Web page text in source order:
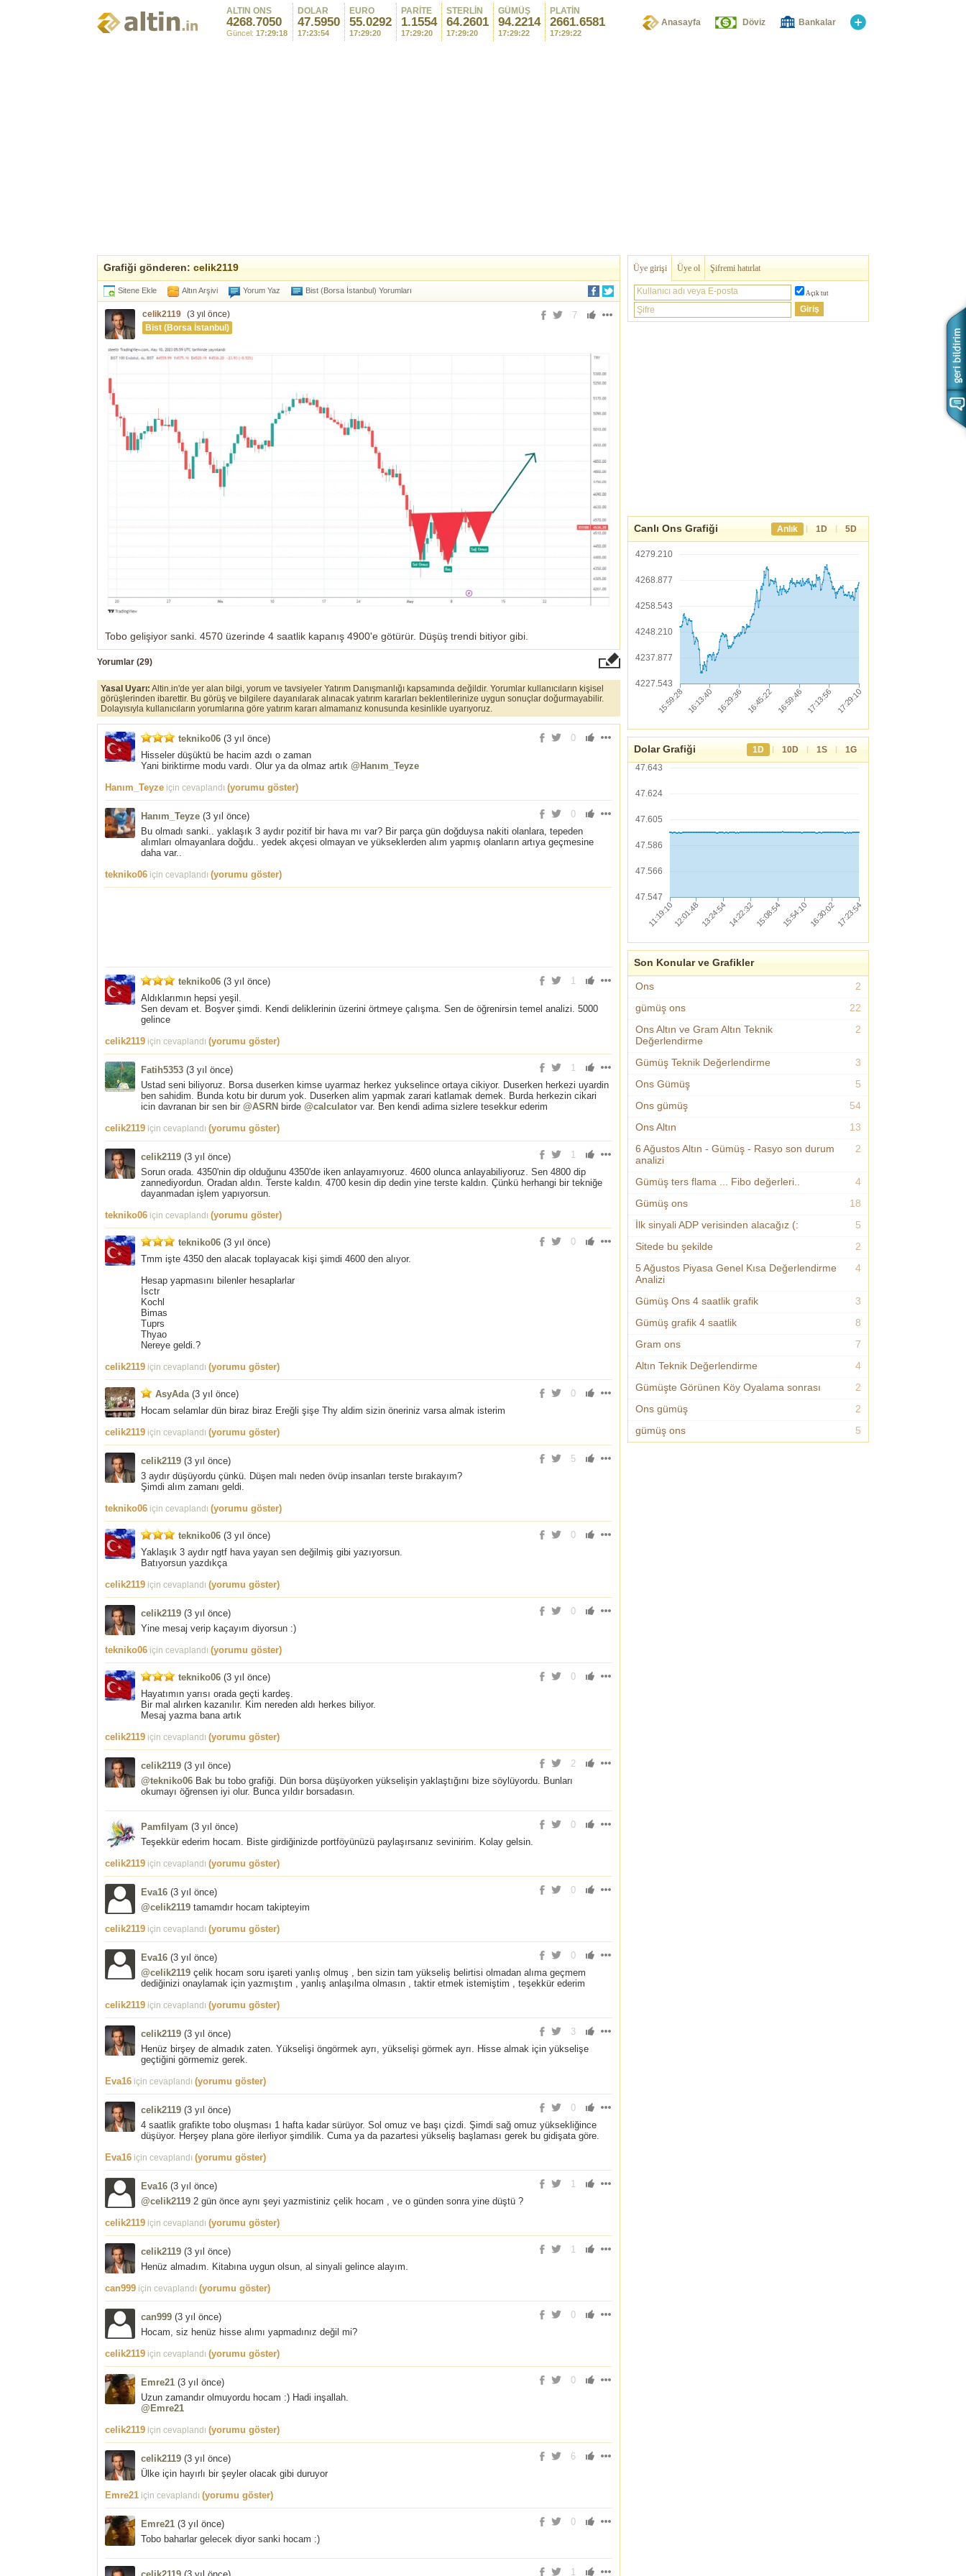
ALTIN ONS
4268.7050
Güncel: 17:29:18
DOLAR
47.5950
17:23:54
EURO
55.0292
17:29:20
PARİTE
1.1554
17:29:20
STERLİN
64.2601
17:29:20
GÜMÜŞ
94.2259
17:29:24
PLATİN
2661.5663
17:29:24
Anasayfa Döviz Bankalar
Grafiği gönderen: celik2119
Sitene Ekle Altın Arşivi Yorum Yaz Bist (Borsa İstanbul) Yorumları
celik2119 (3 yıl önce)
Bist (Borsa İstanbul)
7
Tobo gelişiyor sanki. 4570 üzerinde 4 saatlik kapanış 4900'e götürür. Düşüş trendi bitiyor gibi.
Yorumlar (29)
Yasal Uyarı: Altin.in'de yer alan bilgi, yorum ve tavsiyeler Yatırım Danışmanlığı kapsamında değildir. Yorumlar kullanıcıların kişisel
görüşlerinden ibarettir. Bu görüş ve bilgilere dayanılarak alınacak yatırım kararları beklentilerinize uygun sonuçlar doğurmayabilir.
Dolayısıyla kullanıcıların yorumlarına göre yatırım kararı almamanız konusunda kesinlikle uyarıyoruz.
0
tekniko06 (3 yıl önce)
Hisseler düşüktü be hacim azdı o zaman
Yani biriktirme modu vardı. Olur ya da olmaz artık @Hanım_Teyze
Hanım_Teyze için cevaplandı (yorumu göster)
0
Hanım_Teyze (3 yıl önce)
Bu olmadı sanki.. yaklaşık 3 aydır pozitif bir hava mı var? Bir parça gün doğduysa nakiti olanlara, tepeden
alımları olmayanlara doğdu.. yedek akçesi olmayan ve yükseklerden alım yapmış olanların artıya geçmesine
daha var..
tekniko06 için cevaplandı (yorumu göster)
1
tekniko06 (3 yıl önce)
Aldıklarımın hepsi yeşil.
Sen devam et. Boşver şimdi. Kendi deliklerinin üzerini örtmeye çalışma. Sen de öğrenirsin temel analizi. 5000
gelince
celik2119 için cevaplandı (yorumu göster)
1
Fatih5353 (3 yıl önce)
Ustad seni biliyoruz. Borsa duserken kimse uyarmaz herkez yukselince ortaya cikiyor. Duserken herkezi uyardin
ben sahidim. Bunda kotu bir durum yok. Duserken alim yapmak zarari katlamak demek. Burda herkezin cikari
icin davranan bir sen bir @ASRN birde @calculator var. Ben kendi adima sizlere tesekkur ederim
celik2119 için cevaplandı (yorumu göster)
1
celik2119 (3 yıl önce)
Sorun orada. 4350'nin dip olduğunu 4350'de iken anlayamıyoruz. 4600 olunca anlayabiliyoruz. Sen 4800 dip
zannediyordun. Oradan aldın. Terste kaldın. 4700 kesin dip dedin yine terste kaldın. Çünkü herhangi bir tekniğe
dayanmadan işlem yapıyorsun.
tekniko06 için cevaplandı (yorumu göster)
0
tekniko06 (3 yıl önce)
Tmm işte 4350 den alacak toplayacak kişi şimdi 4600 den alıyor.
Hesap yapmasını bilenler hesaplarlar
İsctr
Kochl
Bimas
Tuprs
Thyao
Nereye geldi.?
celik2119 için cevaplandı (yorumu göster)
0
AsyAda(3 yıl önce)
Hocam selamlar dün biraz biraz Ereğli şişe Thy aldim sizin öneriniz varsa almak isterim
celik2119 için cevaplandı (yorumu göster)
5
celik2119 (3 yıl önce)
3 aydır düşüyordu çünkü. Düşen malı neden övüp insanları terste bırakayım?
Şimdi alım zamanı geldi.
tekniko06 için cevaplandı (yorumu göster)
0
tekniko06 (3 yıl önce)
Yaklaşık 3 aydır ngtf hava yayan sen değilmiş gibi yazıyorsun.
Batıyorsun yazdıkça
celik2119 için cevaplandı (yorumu göster)
0
celik2119 (3 yıl önce)
Yine mesaj verip kaçayım diyorsun :)
tekniko06 için cevaplandı (yorumu göster)
0
tekniko06 (3 yıl önce)
Hayatımın yarısı orada geçti kardeş.
Bir mal alırken kazanılır. Kim nereden aldı herkes biliyor.
Mesaj yazma bana artık
celik2119 için cevaplandı (yorumu göster)
2
celik2119 (3 yıl önce)
@tekniko06 Bak bu tobo grafiği. Dün borsa düşüyorken yükselişin yaklaştığını bize söylüyordu. Bunları
okumayı öğrensen iyi olur. Bunca yıldır borsadasın.
0
Pamfilyam (3 yıl önce)
Teşekkür ederim hocam. Biste girdiğinizde portföyünüzü paylaşırsanız sevinirim. Kolay gelsin.
celik2119 için cevaplandı (yorumu göster)
0
Eva16 (3 yıl önce)
@celik2119 tamamdır hocam takipteyim
celik2119 için cevaplandı (yorumu göster)
0
Eva16 (3 yıl önce)
@celik2119 çelik hocam soru işareti yanlış olmuş , ben sizin tam yükseliş belirtisi olmadan alıma geçmem
dediğinizi onaylamak için yazmıştım , yanlış anlaşılma olmasın , taktir etmek istemiştim , teşekkür ederim
celik2119 için cevaplandı (yorumu göster)
3
celik2119 (3 yıl önce)
Henüz birşey de almadık zaten. Yükselişi öngörmek ayrı, yükselişi görmek ayrı. Hisse almak için yükselişe
geçtiğini görmemiz gerek.
Eva16 için cevaplandı (yorumu göster)
0
celik2119 (3 yıl önce)
4 saatlik grafikte tobo oluşması 1 hafta kadar sürüyor. Sol omuz ve başı çizdi. Şimdi sağ omuz yüksekliğince
düşüyor. Herşey plana göre ilerliyor şimdilik. Cuma ya da pazartesi yükseliş başlaması gerek bu gidişata göre.
Eva16 için cevaplandı (yorumu göster)
1
Eva16 (3 yıl önce)
@celik2119 2 gün önce aynı şeyi yazmistiniz çelik hocam , ve o günden sonra yine düştü ?
celik2119 için cevaplandı (yorumu göster)
1
celik2119 (3 yıl önce)
Henüz almadım. Kitabına uygun olsun, al sinyali gelince alayım.
can999 için cevaplandı (yorumu göster)
0
can999 (3 yıl önce)
Hocam, siz henüz hisse alımı yapmadınız değil mi?
celik2119 için cevaplandı (yorumu göster)
0
Emre21 (3 yıl önce)
Uzun zamandır olmuyordu hocam :) Hadi inşallah.
@Emre21
celik2119 için cevaplandı (yorumu göster)
6
celik2119 (3 yıl önce)
Ülke için hayırlı bir şeyler olacak gibi duruyor
Emre21 için cevaplandı (yorumu göster)
0
Emre21 (3 yıl önce)
Tobo baharlar gelecek diyor sanki hocam :)
1
Üye girişi Üye ol Şifremi hatırlat
Kullanıcı adı veya E-posta Açık tut
Şifre
Canlı Ons Grafiği Anlık | 1D | 5D
4279.210
4268.877
4258.543
4248.210
4237.877
4227.543
Dolar Grafiği 1D | 10D | 1S |
1G
47.643
47.624
47.605
47.586
47.566
47.547
Son Konular ve Grafikler
Ons
2
gümüş ons
22
Ons Altın ve Gram Altın Teknik
Değerlendirme
2
Gümüş Teknik Değerlendirme
3
Ons Gümüş
5
Ons gümüş
54
Ons Altın
13
6 Ağustos Altın - Gümüş - Rasyo son durum
analizi
2
Gümüş ters flama ... Fibo değerleri..
4
Gümüş ons
18
İlk sinyali ADP verisinden alacağız (:
5
Sitede bu şekilde
2
5 Ağustos Piyasa Genel Kısa Değerlendirme
Analizi
4
Gümüş Ons 4 saatlik grafik
3
Gümüş grafik 4 saatlik
8
Gram ons
7
Altın Teknik Değerlendirme
4
Gümüşte Görünen Köy Oyalama sonrası
2
Ons gümüş
2
gümüş ons
5